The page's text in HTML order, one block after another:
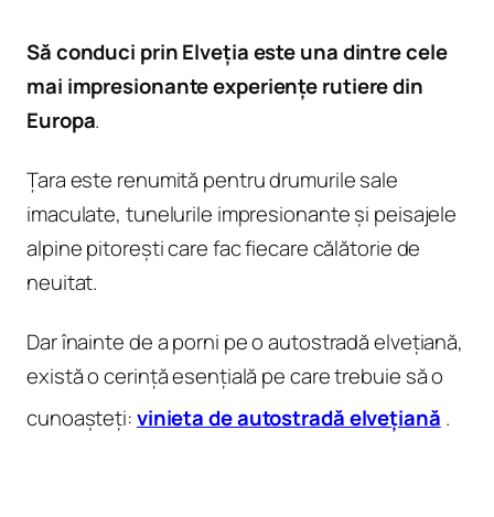
Să conduci prin Elveția este una dintre cele
mai impresionante experiențe rutiere din
Europa.
Țara este renumită pentru drumurile sale
imaculate, tunelurile impresionante și peisajele
alpine pitorești care fac fiecare călătorie de
neuitat.
Dar înainte de a porni pe o autostradă elvețiană,
există o cerință esențială pe care trebuie să o
cunoașteți:vinieta de autostradă elvețiană .